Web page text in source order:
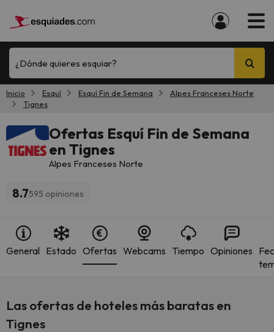
¿Dónde quieres esquiar?
Inicio Esquí Esquí Fin de Semana
Alpes Franceses Norte
Tignes
Ofertas Esquí Fin de Semana
en Tignes
Alpes Franceses Norte
8.7595 opiniones
General Estado Ofertas Webcams Tiempo Opiniones
Las ofertas de hoteles más baratas en
Tignes